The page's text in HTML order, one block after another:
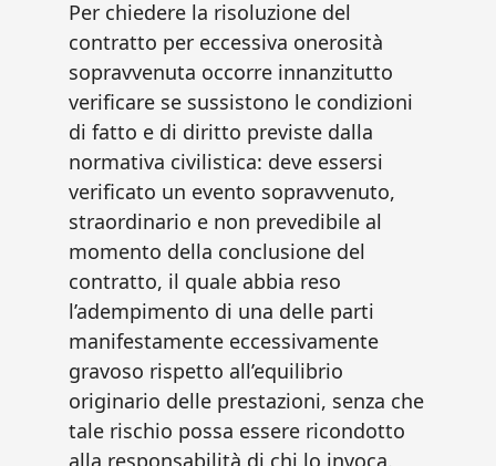
Per chiedere la risoluzione del
contratto per eccessiva onerosità
sopravvenuta occorre innanzitutto
verificare se sussistono le condizioni
di fatto e di diritto previste dalla
normativa civilistica: deve essersi
verificato un evento sopravvenuto,
straordinario e non prevedibile al
momento della conclusione del
contratto, il quale abbia reso
l’adempimento di una delle parti
manifestamente eccessivamente
gravoso rispetto all’equilibrio
originario delle prestazioni, senza che
tale rischio possa essere ricondotto
alla responsabilità di chi lo invoca.